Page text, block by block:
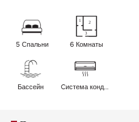
5 Спальни 6 Комнаты
Бассейн